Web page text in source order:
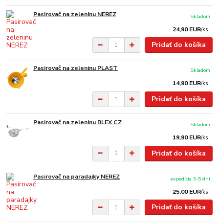
Pasirovač na zeleninu NEREZ
24,90 EUR/ks
Skladom
Pridať do košíka
Pasirovač na zeleninu PLAST
14,90 EUR/ks
Skladom
Pridať do košíka
Pasirovač na zeleninu BLEX CZ
19,90 EUR/ks
Skladom
Pridať do košíka
Pasirovač na paradajky NEREZ
25,00 EUR/ks
expedícia 3-5 dní
Pridať do košíka